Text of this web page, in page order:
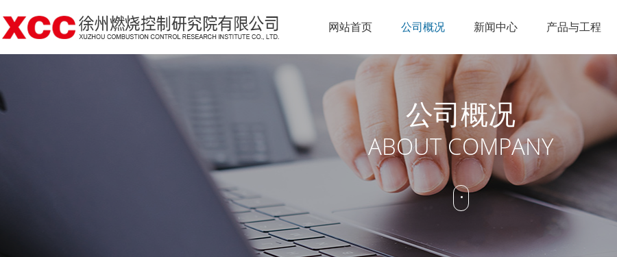
网站首页 公司概况
企业简介
科研实力
企业文化
资质荣誉
公司概况
新闻中心
公司新闻
行业资讯
新闻中心
产品与工程
节能点火
锅炉改造
低NOX燃烧
特种燃烧
工业火炬
燃烧控制
烟气治理
销售网络
人才理念
公司概况
ABOUT COMPANY